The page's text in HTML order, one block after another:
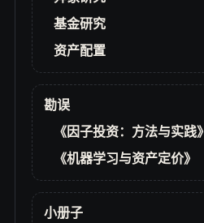
基金研究
资产配置
勘误
《因子投资：方法与实践》
《机器学习与资产定价》
小册子